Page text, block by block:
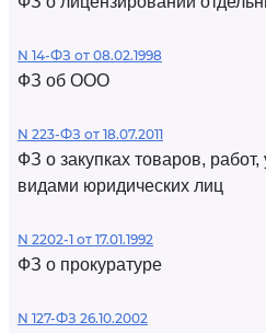
N 14-ФЗ от 08.02.1998
ФЗ об ООО
N 223-ФЗ от 18.07.2011
ФЗ о закупках товаров,
видами юридических лиц
N 2202-1 от 17.01.1992
ФЗ о прокуратуре
N 127-ФЗ 26.10.2002